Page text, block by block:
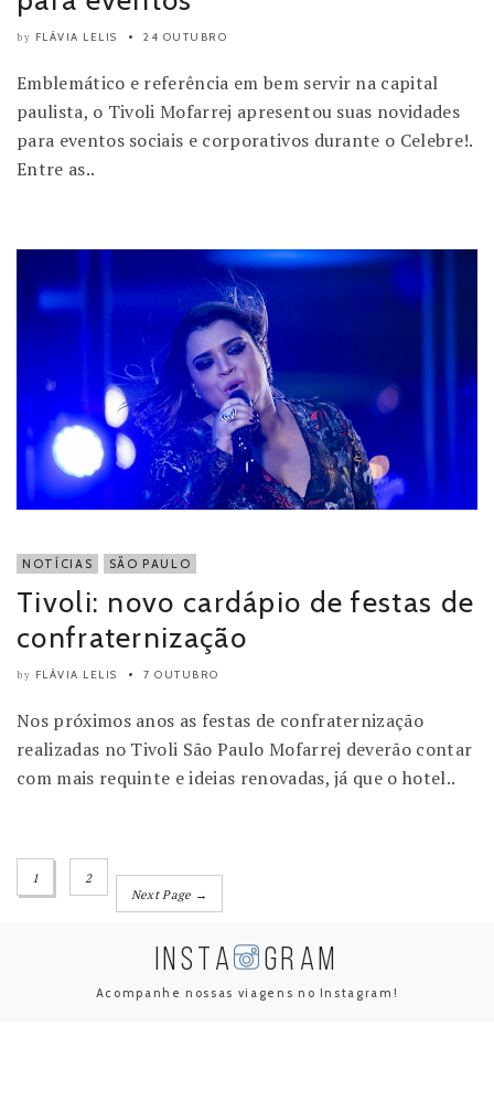
by FLÁVIA LELIS 24 OUTUBRO
Emblemático e referência em bem servir na capital
paulista, o Tivoli Mofarrej apresentou suas novidades
para eventos sociais e corporativos durante o Celebre!.
Entre as..
NOTÍCIAS SÃO PAULO
Tivoli: novo cardápio de festas de
confraternização
by FLÁVIA LELIS 7 OUTUBRO
Nos próximos anos as festas de confraternização
realizadas no Tivoli São Paulo Mofarrej deverão contar
com mais requinte e ideias renovadas, já que o hotel..
1
2
Next Page →
INSTA GRAM
Acompanhe nossas viagens no Instagram!